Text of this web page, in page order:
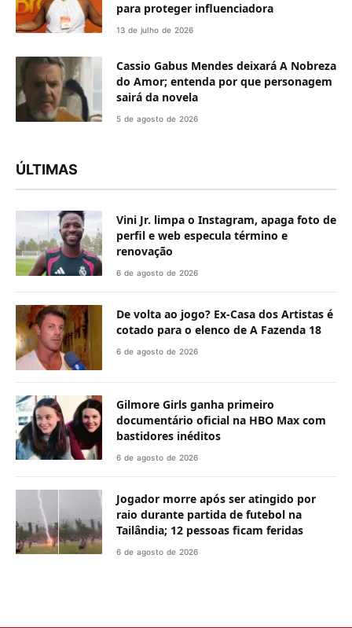
para proteger influenciadora
13 de julho de 2026
Cassio Gabus Mendes deixará A Nobreza
do Amor; entenda por que personagem
sairá da novela
5 de agosto de 2026
ÚLTIMAS
Vini Jr. limpa o Instagram, apaga foto de
perfil e web especula término e
renovação
6 de agosto de 2026
De volta ao jogo? Ex-Casa dos Artistas é
cotado para o elenco de A Fazenda 18
6 de agosto de 2026
Gilmore Girls ganha primeiro
documentário oficial na HBO Max com
bastidores inéditos
6 de agosto de 2026
Jogador morre após ser atingido por
raio durante partida de futebol na
Tailândia; 12 pessoas ficam feridas
6 de agosto de 2026